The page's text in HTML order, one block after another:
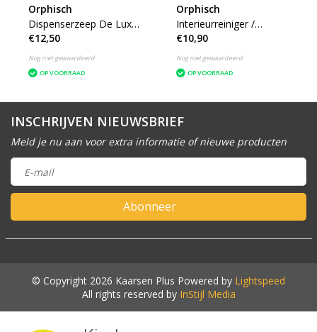
Orphisch
Dispenserzeep De Luxe
Wit 5 liter
€12,50
Nog niet gewaardeerd
OP VOORRAAD
Orphisch
Interieurreiniger /
Allesreiniger 5 liter
€10,90
Nog niet gewaardeerd
OP VOORRAAD
INSCHRIJVEN NIEUWSBRIEF
Meld je nu aan voor extra informatie of nieuwe producten
Abonneer
© Copyright 2026 Kaarsen Plus Powered by Lightspeed
All rights reserved by InStijl Media